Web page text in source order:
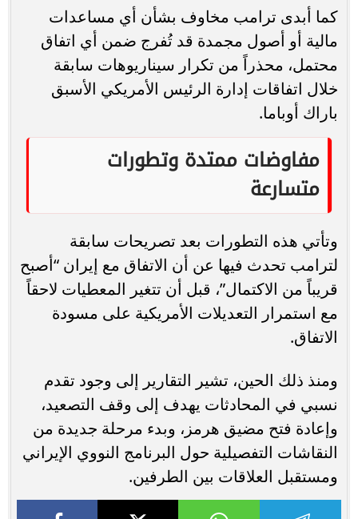
كما أبدى ترامب مخاوف بشأن أي مساعدات
مالية أو أصول مجمدة قد تُفرج ضمن أي اتفاق
محتمل، محذراً من تكرار سيناريوهات سابقة
خلال اتفاقات إدارة الرئيس الأمريكي الأسبق
باراك أوباما.
مفاوضات ممتدة وتطورات
متسارعة
وتأتي هذه التطورات بعد تصريحات سابقة
لترامب تحدث فيها عن أن الاتفاق مع إيران “أصبح
قريباً من الاكتمال”، قبل أن تتغير المعطيات لاحقاً
مع استمرار التعديلات الأمريكية على مسودة
الاتفاق.
ومنذ ذلك الحين، تشير التقارير إلى وجود تقدم
نسبي في المحادثات يهدف إلى وقف التصعيد،
وإعادة فتح مضيق هرمز، وبدء مرحلة جديدة من
النقاشات التفصيلية حول البرنامج النووي الإيراني
ومستقبل العلاقات بين الطرفين.